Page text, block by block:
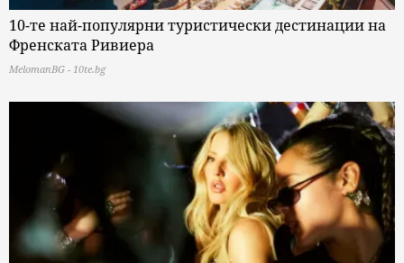
10-те най-популярни туристически дестинации на
Френската Ривиера
MelomanBG - 10te.bg